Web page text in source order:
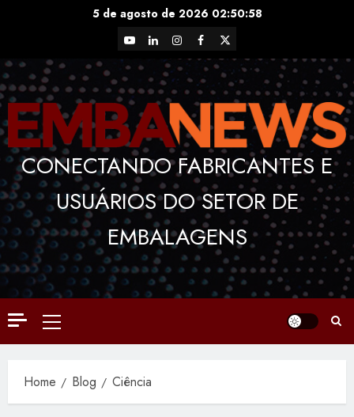
5 de agosto de 2026 02:50:59
YouTubeLinkedInInstagram
Facebook
X
CONECTANDO FABRICANTES E
USUÁRIOS DO SETOR DE
EMBALAGENS
Primary
Menu
Home Blog Ciência